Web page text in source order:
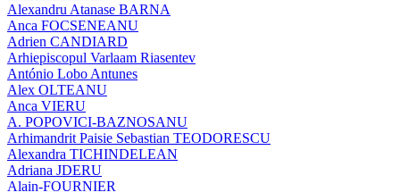
Alexandru Atanase BARNA
Anca FOCSENEANU
Adrien CANDIARD
Arhiepiscopul Varlaam Riasentev
António Lobo Antunes
Alex OLTEANU
Anca VIERU
A. POPOVICI-BAZNOSANU
Arhimandrit Paisie Sebastian TEODORESCU
Alexandra TICHINDELEAN
Adriana JDERU
Alain-FOURNIER